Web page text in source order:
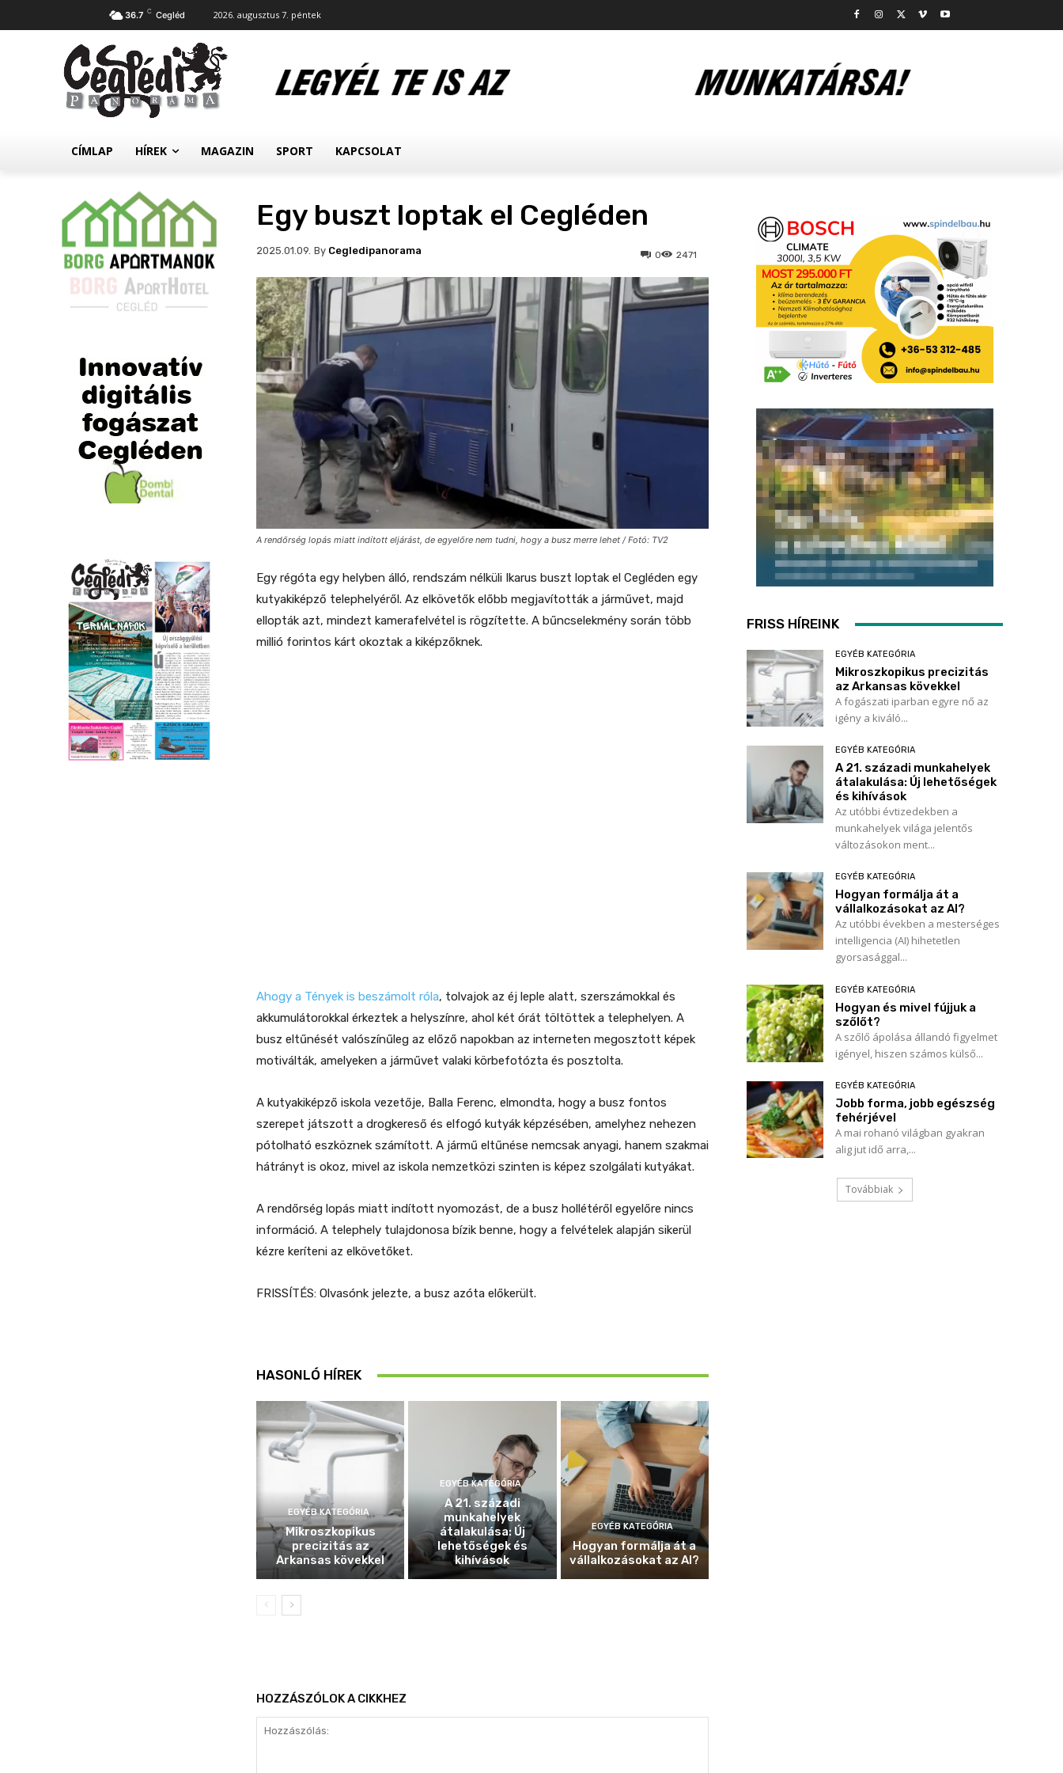
36.7 C Cegléd 2026. augusztus 7. péntek
CÍMLAP HÍREK MAGAZIN SPORT KAPCSOLAT
Egy buszt loptak el Cegléden
2025.01.09. 2471
0
By Cegledipanorama
A rendőrség lopás miatt indított eljárást, de egyelőre nem tudni, hogy a busz merre lehet / Fotó: TV2
Egy régóta egy helyben álló, rendszám nélküli Ikarus buszt loptak el Cegléden egy
kutyakiképző telephelyéről. Az elkövetők előbb megjavították a járművet, majd
ellopták azt, mindezt kamerafelvétel is rögzítette. A bűncselekmény során több
millió forintos kárt okoztak a kiképzőknek.
Ahogy a Tények is beszámolt róla, tolvajok az éj leple alatt, szerszámokkal és
akkumulátorokkal érkeztek a helyszínre, ahol két órát töltöttek a telephelyen. A
busz eltűnését valószínűleg az előző napokban az interneten megosztott képek
motiválták, amelyeken a járművet valaki körbefotózta és posztolta.
A kutyakiképző iskola vezetője, Balla Ferenc, elmondta, hogy a busz fontos
szerepet játszott a drogkereső és elfogó kutyák képzésében, amelyhez nehezen
pótolható eszköznek számított. A jármű eltűnése nemcsak anyagi, hanem szakmai
hátrányt is okoz, mivel az iskola nemzetközi szinten is képez szolgálati kutyákat.
A rendőrség lopás miatt indított nyomozást, de a busz hollétéről egyelőre nincs
információ. A telephely tulajdonosa bízik benne, hogy a felvételek alapján sikerül
kézre keríteni az elkövetőket.
FRISSÍTÉS: Olvasónk jelezte, a busz azóta előkerült.
HASONLÓ HÍREK
EGYÉB KATEGÓRIA
Mikroszkopikus
precizitás az
Arkansas kövekkel
EGYÉB KATEGÓRIA
A 21. századi
munkahelyek
átalakulása: Új
lehetőségek és
kihívások
EGYÉB KATEGÓRIA
Hogyan formálja át a
vállalkozásokat az AI?
HOZZÁSZÓLOK A CIKKHEZ
FRISS HÍREINK
EGYÉB KATEGÓRIA
Mikroszkopikus precizitás
az Arkansas kövekkel
A fogászati iparban egyre nő az
igény a kiváló...
EGYÉB KATEGÓRIA
A 21. századi munkahelyek
átalakulása: Új lehetőségek
és kihívások
Az utóbbi évtizedekben a
munkahelyek világa jelentős
változásokon ment...
EGYÉB KATEGÓRIA
Hogyan formálja át a
vállalkozásokat az AI?
Az utóbbi években a mesterséges
intelligencia (AI) hihetetlen
gyorsasággal...
EGYÉB KATEGÓRIA
Hogyan és mivel fújjuk a
szőlőt?
A szőlő ápolása állandó figyelmet
igényel, hiszen számos külső...
EGYÉB KATEGÓRIA
Jobb forma, jobb egészség
fehérjével
A mai rohanó világban gyakran
alig jut idő arra,...
Továbbiak